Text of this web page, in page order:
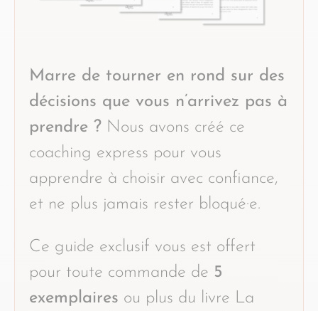
Marre de tourner en rond sur des
décisions que vous n’arrivez pas à
prendre ? Nous avons créé ce
coaching express pour vous
apprendre à choisir avec confiance,
et ne plus jamais rester bloqué·e.
Ce guide exclusif vous est offert
pour toute commande de 5
exemplaires ou plus du livre La